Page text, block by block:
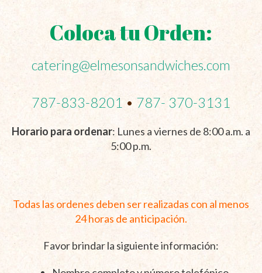
Coloca tu Orden:
catering@elmesonsandwiches.com
787-833-8201 • 787- 370-3131
Horario para ordenar: Lunes a viernes de 8:00 a.m. a
5:00 p.m.
Todas las ordenes deben ser realizadas con al menos
24 horas de anticipación.
Favor brindar la siguiente información: